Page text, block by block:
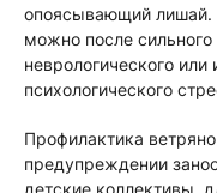
опоясывающий
можно после
неврологического
психологического
Профилактика
предупреждении
детские коллективы,